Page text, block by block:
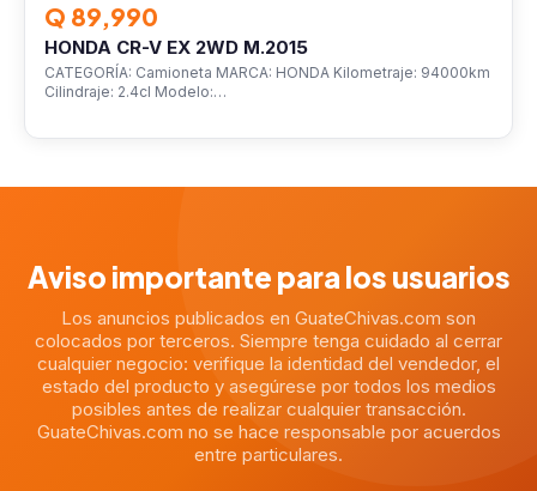
Q 89,990
HONDA CR-V EX 2WD M.2015
CATEGORÍA: Camioneta MARCA: HONDA Kilometraje: 94000km
Cilindraje: 2.4cl Modelo:…
Aviso importante para los usuarios
Los anuncios publicados en GuateChivas.com son
colocados por terceros. Siempre tenga cuidado al cerrar
cualquier negocio: verifique la identidad del vendedor, el
estado del producto y asegúrese por todos los medios
posibles antes de realizar cualquier transacción.
GuateChivas.com no se hace responsable por acuerdos
entre particulares.